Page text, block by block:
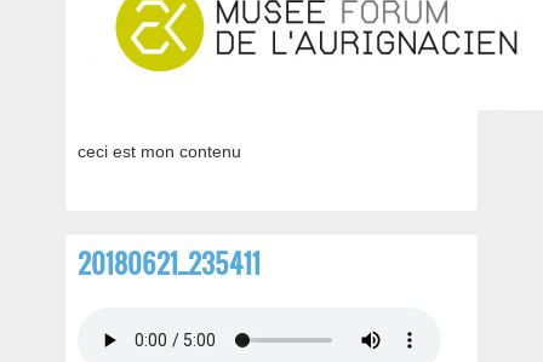
ceci est mon contenu
20180621_235411